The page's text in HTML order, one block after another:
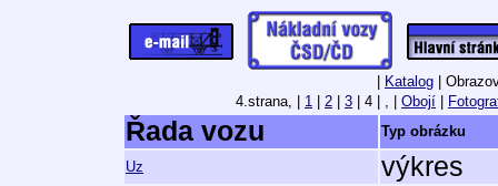
Katalog |
4.strana,
1 2 3 | 4 | , | Obojí
Řada vozu Typ obrázku
Uz výkres